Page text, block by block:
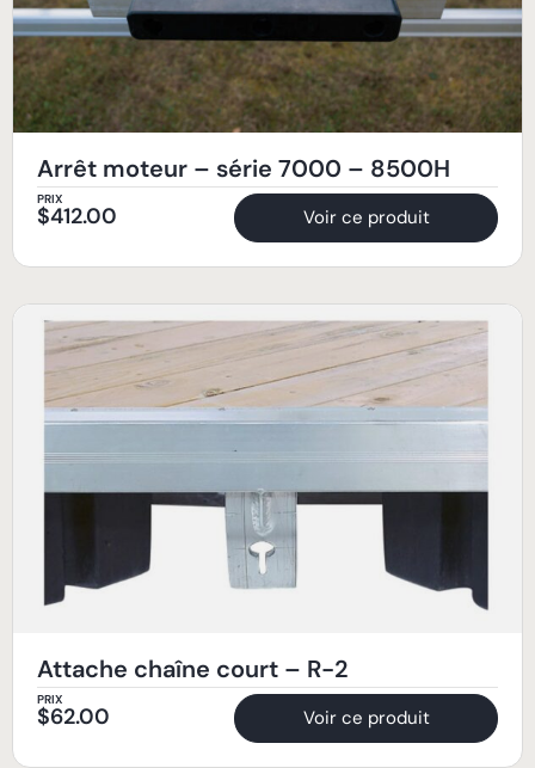
Arrêt moteur – série 7000 – 8500H
PRIX
$412.00 Voir ce produit
Attache chaîne court – R-2
PRIX
$62.00 Voir ce produit